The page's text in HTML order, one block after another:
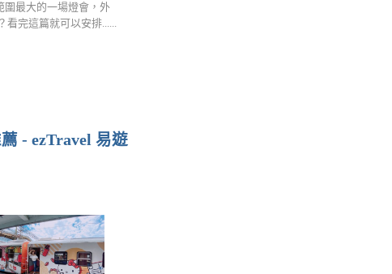
圍最大的一場燈會，外
看完這篇就可以安排......
- ezTravel 易遊